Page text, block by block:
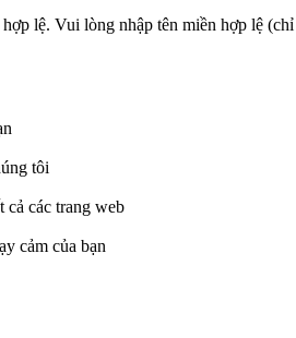
lệ. Vui lòng nhập tên miền hợp lệ
tôi
các trang web
cảm của bạn